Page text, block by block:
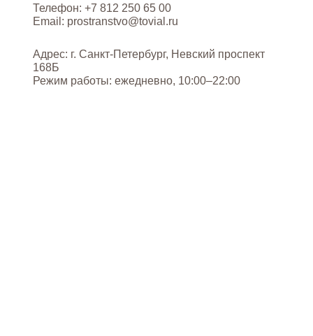
Телефон: +7 812 250 65 00
Email: prostranstvo@tovial.ru
Адрес: г. Санкт-Петербург, Невский проспект
168Б
Режим работы: ежедневно, 10:00–22:00